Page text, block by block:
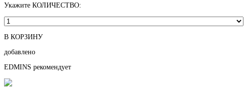
Укажите КОЛИЧЕСТВО:
В КОРЗИНУ
добавлено
EDMINS рекомендует